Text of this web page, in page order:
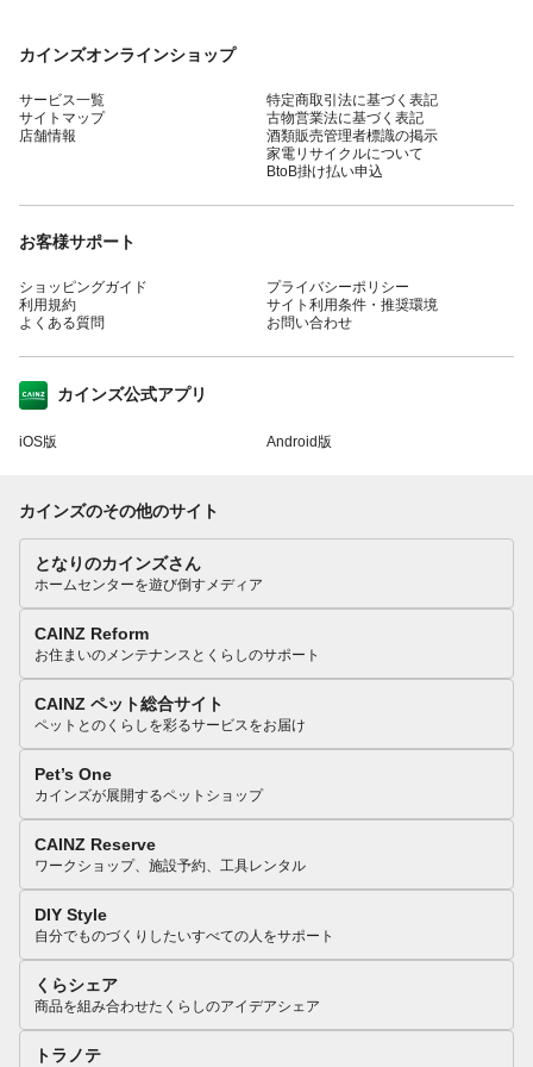
カインズオンラインショップ
サービス一覧
サイトマップ
店舗情報
特定商取引法に基づく表記
古物営業法に基づく表記
酒類販売管理者標識の掲示
家電リサイクルについて
BtoB掛け払い申込
お客様サポート
ショッピングガイド
利用規約
よくある質問
プライバシーポリシー
サイト利用条件・推奨環境
お問い合わせ
カインズ公式アプリ
iOS版 Android版
カインズのその他のサイト
となりのカインズさん
ホームセンターを遊び倒すメディア
CAINZ Reform
お住まいのメンテナンスとくらしのサポート
CAINZ ペット総合サイト
ペットとのくらしを彩るサービスをお届け
Pet’s One
カインズが展開するペットショップ
CAINZ Reserve
ワークショップ、施設予約、工具レンタル
DIY Style
自分でものづくりしたいすべての人をサポート
くらシェア
商品を組み合わせたくらしのアイデアシェア
トラノテ